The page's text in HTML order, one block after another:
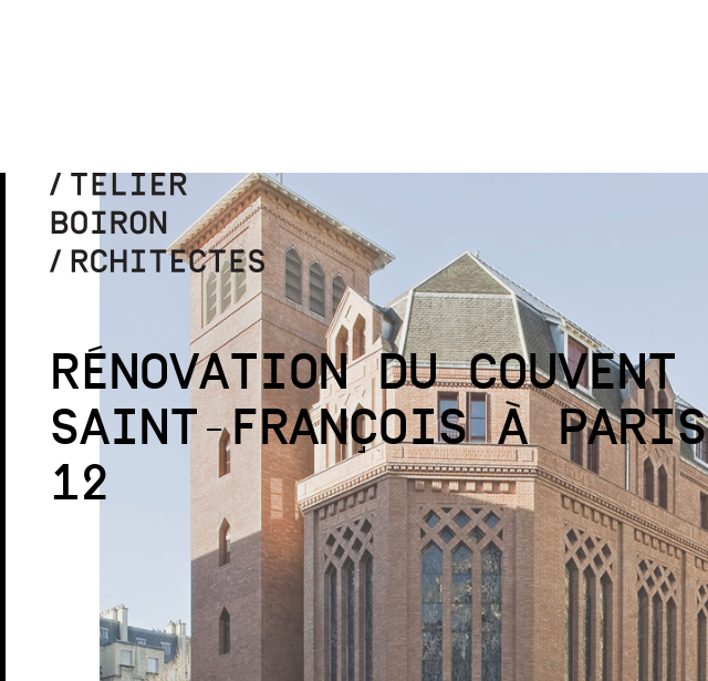
RÉNOVATION DU COUVENT
SAINT-FRANÇOIS À PARIS
12